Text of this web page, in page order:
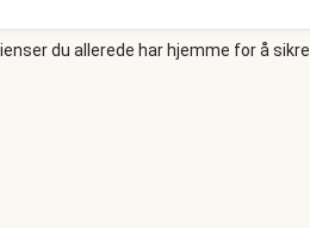
du allerede har hjemme for å sikre